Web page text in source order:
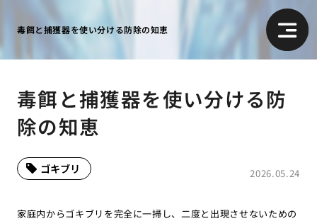
毒餌と捕獲器を使い分ける防除の知恵
毒餌と捕獲器を使い分ける防
除の知恵
2026.05.24
ゴキブリ
家庭内からゴキブリを完全に一掃し、二度と出現させないための